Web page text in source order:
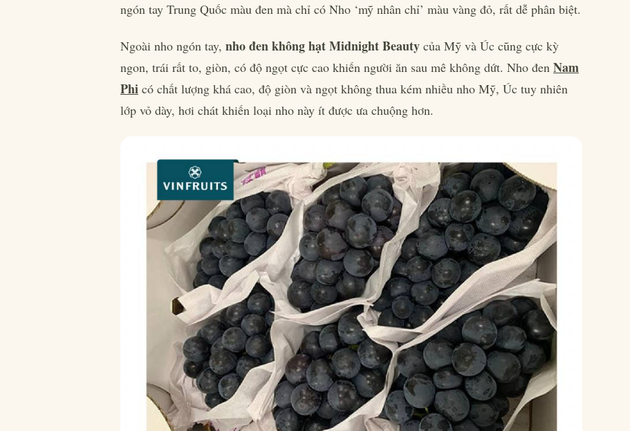
ngón tay Trung Quốc màu đen mà chỉ có Nho ‘mỹ nhân chỉ’ màu vàng đỏ, rất dễ phân biệt.
Ngoài nho ngón tay, nho đen không hạt Midnight Beauty của Mỹ và Úc cũng cực kỳ
ngon, trái rất to, giòn, có độ ngọt cực cao khiến người ăn sau mê không dứt. Nho đen Nam
Phi có chất lượng khá cao, độ giòn và ngọt không thua kém nhiều nho Mỹ, Úc tuy nhiên
lớp vỏ dày, hơi chát khiến loại nho này ít được ưa chuộng hơn.